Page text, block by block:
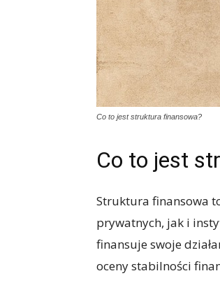
Co to jest struktura finansowa?
Co to jest
Struktura finansowa
prywatnych, jak i
finansuje swoje
oceny stabilności